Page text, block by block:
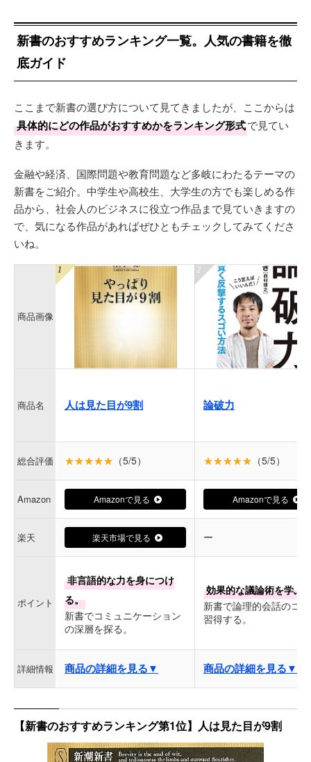
新書のおすすめランキング一覧。人気の書籍を徹
底ガイド
ここまで新書の選び方について見てきましたが、ここからは
具体的にどの作品がおすすめかをランキング形式で見てい
きます。
金融や経済、国際問題や教育問題など多岐にわたるテーマの
新書をご紹介。中学生や高校生、大学生の方でも楽しめる作
品から、社会人のビジネスに役立つ作品まで見ていきますの
で、気になる作品があればぜひともチェックしてみてくださ
いね。
商品画像
商品名 人は見た目が9割 論破力
総合評価 ★★★★★ （5/5） ★★★★★ （5/5）
Amazon Amazonで見る Amazonで見る
楽天 楽天市場で見る ー
ポイント
非言語的な力を身につけ
る。
新書でコミュニケーション
の深層を探る。
効果的な議論術を学ぶ
新書で論理的会話のコ
習得する。
詳細情報 商品の詳細を見る▼ 商品の詳細を見る▼
【新書のおすすめランキング第1位】人は見た目が9割